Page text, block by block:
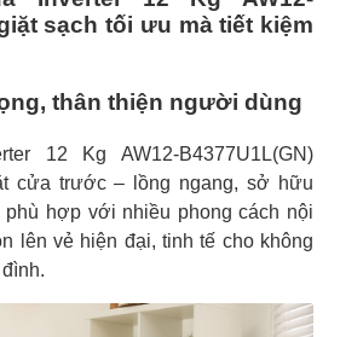
sạch tối ưu mà tiết kiệm
thân thiện người dùng
12 Kg AW12-B4377U1L(GN)
cửa trước – lồng ngang, sở hữu
phù hợp với nhiều phong cách nội
lên vẻ hiện đại, tinh tế cho không